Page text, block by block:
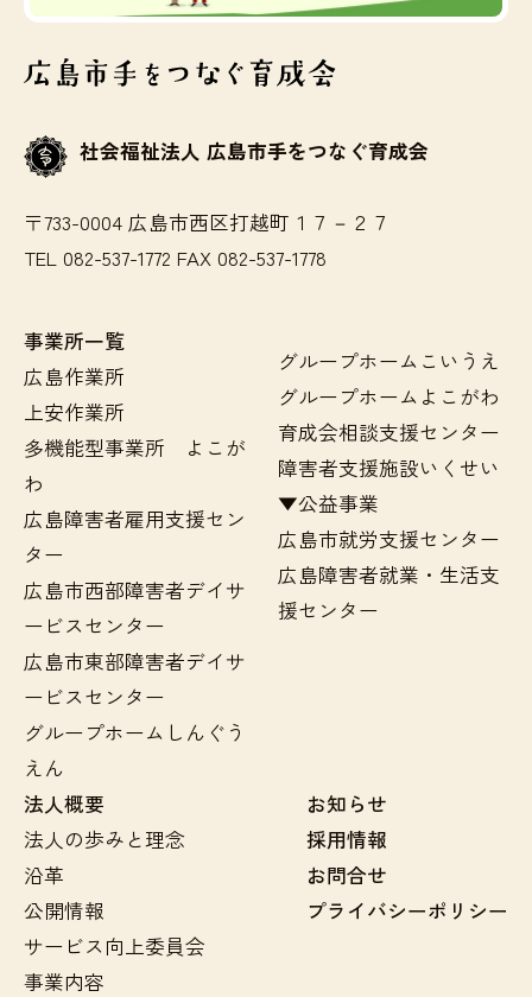
社会福祉法人 広島市手をつなぐ育成会
〒733-0004 広島市西区打越町１７－２７
TEL 082-537-1772 FAX 082-537-1778
事業所一覧
広島作業所
上安作業所
多機能型事業所 よこが
わ
広島障害者雇用支援セン
ター
広島市西部障害者デイサ
ービスセンター
広島市東部障害者デイサ
ービスセンター
グループホームしんぐう
えん
グループホームこいうえ
グループホームよこがわ
育成会相談支援センター
障害者支援施設いくせい
▼公益事業
広島市就労支援センター
広島障害者就業・生活支
援センター
法人概要
法人の歩みと理念
沿革
公開情報
サービス向上委員会
事業内容
お知らせ
採用情報
お問合せ
プライバシーポリシー